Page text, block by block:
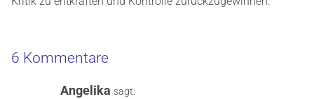
6 Kommentare
Angelika sagt: